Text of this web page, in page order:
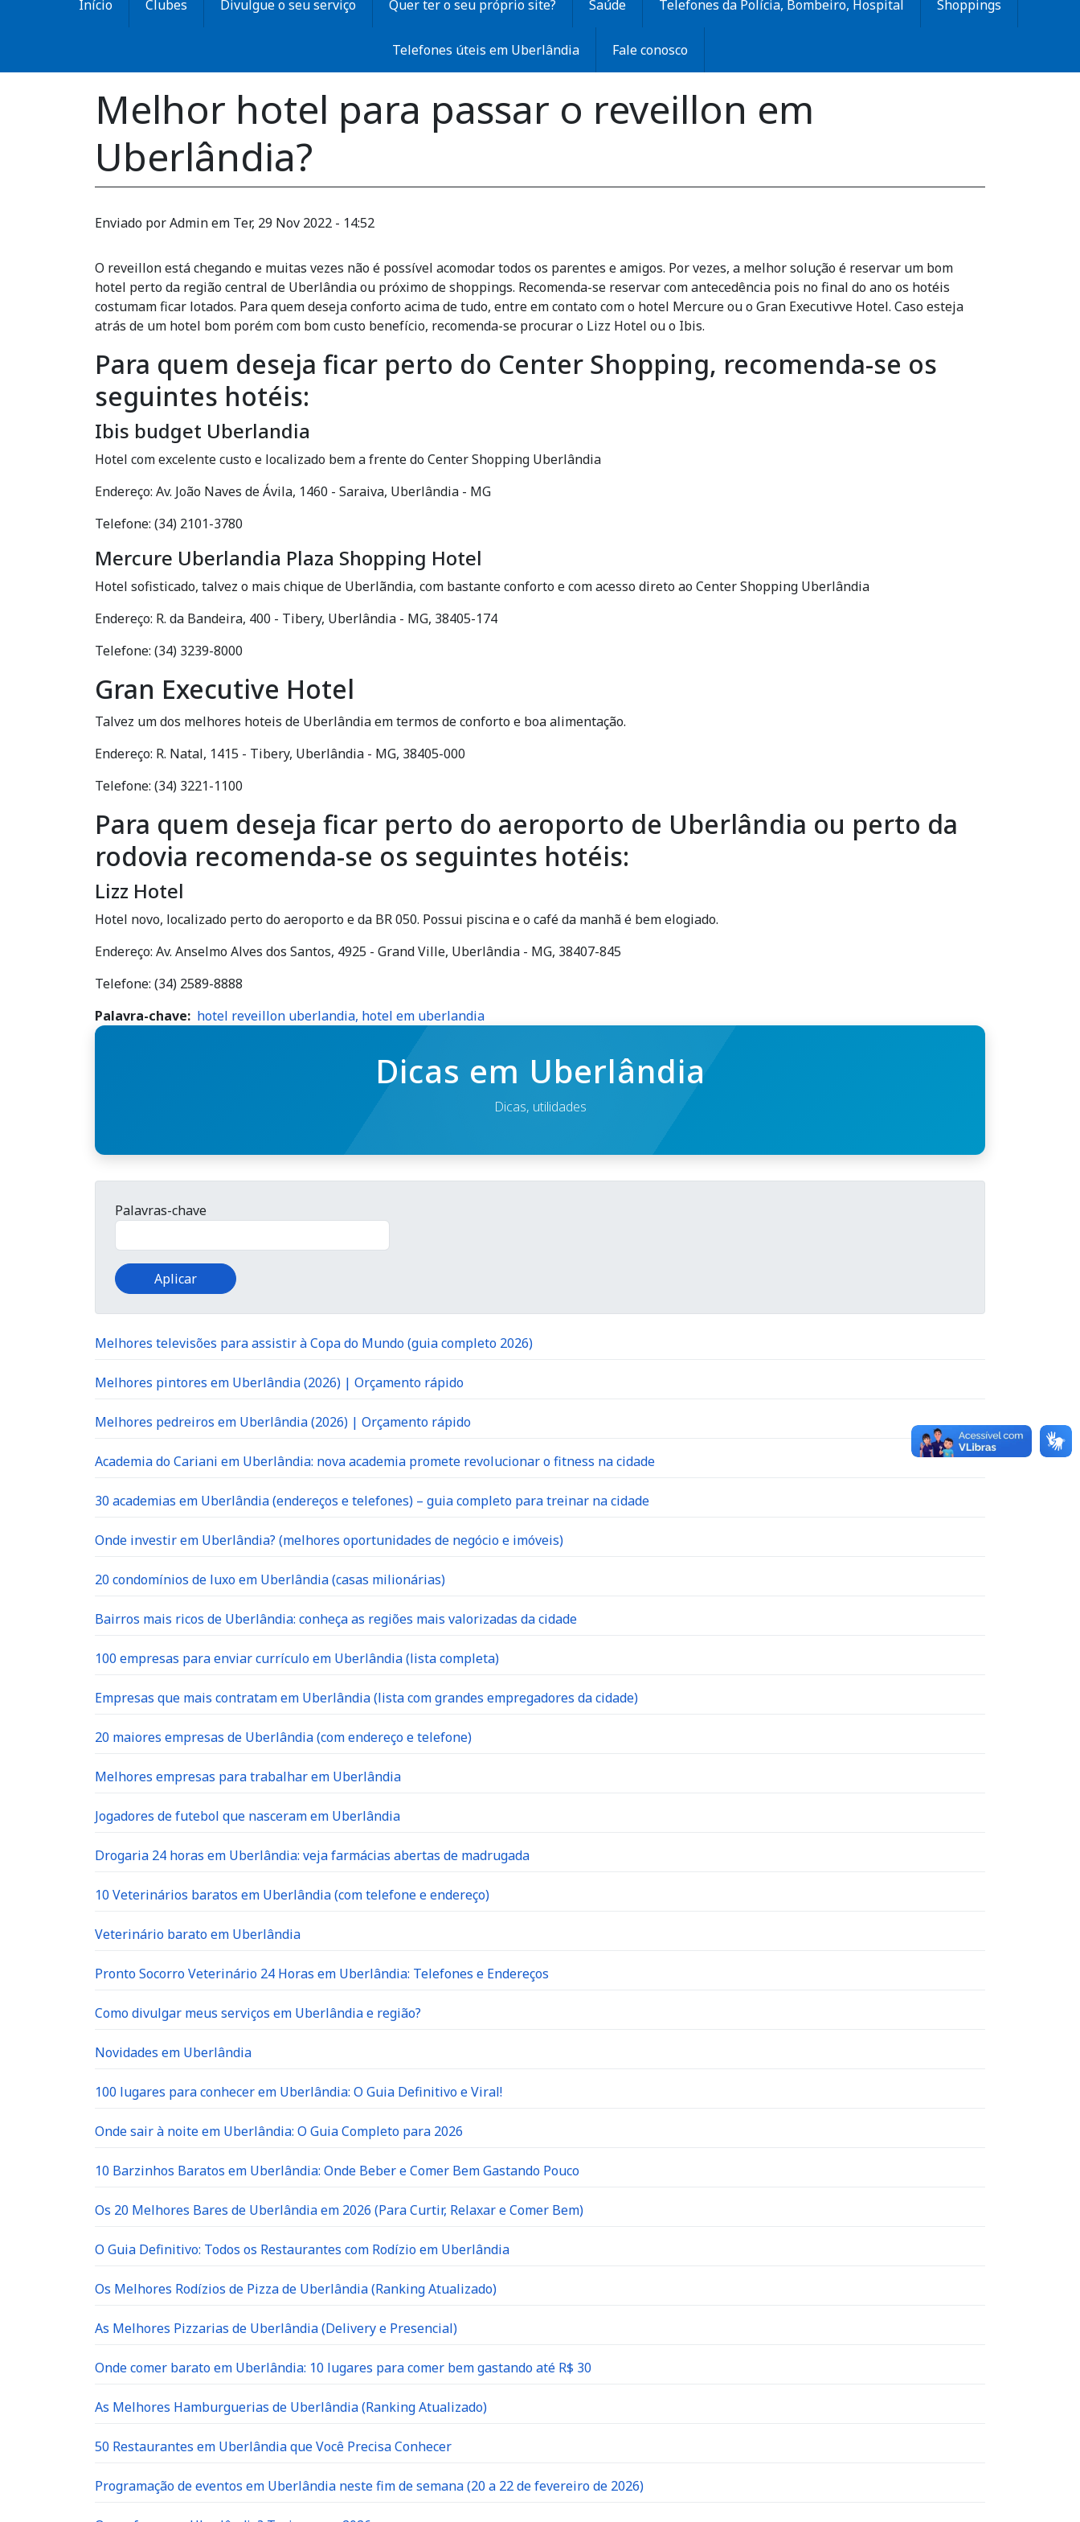
Início Clubes Divulgue o seu serviço Quer ter o seu próprio site? Saúde Telefones da Polícia, Bombeiro, Hospital Shoppings
Telefones úteis em Uberlândia Fale conosco
Melhor hotel para passar o reveillon em
Uberlândia?
Enviado porAdminem Ter, 29 Nov 2022 - 14:52
O reveillon está chegando e muitas vezes não é possível acomodar todos os parentes e amigos. Por vezes, a melhor solução é reservar um bom
hotel perto da região central de Uberlândia ou próximo de shoppings. Recomenda-se reservar com antecedência pois no final do ano os hotéis
costumam ficar lotados. Para quem deseja conforto acima de tudo, entre em contato com o hotel Mercure ou o Gran Executivve Hotel. Caso esteja
atrás de um hotel bom porém com bom custo benefício, recomenda-se procurar o Lizz Hotel ou o Ibis.
Para quem deseja ficar perto do Center Shopping, recomenda-se os
seguintes hotéis:
Ibis budget Uberlandia
Hotel com excelente custo e localizado bem a frente do Center Shopping Uberlândia
Endereço: Av. João Naves de Ávila, 1460 - Saraiva, Uberlândia - MG
Telefone: (34) 2101-3780
Mercure Uberlandia Plaza Shopping Hotel
Hotel sofisticado, talvez o mais chique de Uberlãndia, com bastante conforto e com acesso direto ao Center Shopping Uberlândia
Endereço: R. da Bandeira, 400 - Tibery, Uberlândia - MG, 38405-174
Telefone: (34) 3239-8000
Gran Executive Hotel
Talvez um dos melhores hoteis de Uberlândia em termos de conforto e boa alimentação.
Endereço: R. Natal, 1415 - Tibery, Uberlândia - MG, 38405-000
Telefone: (34) 3221-1100
Para quem deseja ficar perto do aeroporto de Uberlândia ou perto da
rodovia recomenda-se os seguintes hotéis:
Lizz Hotel
Hotel novo, localizado perto do aeroporto e da BR 050. Possui piscina e o café da manhã é bem elogiado.
Endereço: Av. Anselmo Alves dos Santos, 4925 - Grand Ville, Uberlândia - MG, 38407-845
Telefone: (34) 2589-8888
Palavra-chave
hotel reveillon uberlandia, hotel em uberlandia
Dicas em Uberlândia
Dicas, utilidades
Palavras-chave
Melhores televisões para assistir à Copa do Mundo (guia completo 2026)
Melhores pintores em Uberlândia (2026) | Orçamento rápido
Melhores pedreiros em Uberlândia (2026) | Orçamento rápido
Academia do Cariani em Uberlândia: nova academia promete revolucionar o fitness na cidade
30 academias em Uberlândia (endereços e telefones) – guia completo para treinar na cidade
Onde investir em Uberlândia? (melhores oportunidades de negócio e imóveis)
20 condomínios de luxo em Uberlândia (casas milionárias)
Bairros mais ricos de Uberlândia: conheça as regiões mais valorizadas da cidade
100 empresas para enviar currículo em Uberlândia (lista completa)
Empresas que mais contratam em Uberlândia (lista com grandes empregadores da cidade)
20 maiores empresas de Uberlândia (com endereço e telefone)
Melhores empresas para trabalhar em Uberlândia
Jogadores de futebol que nasceram em Uberlândia
Drogaria 24 horas em Uberlândia: veja farmácias abertas de madrugada
10 Veterinários baratos em Uberlândia (com telefone e endereço)
Veterinário barato em Uberlândia
Pronto Socorro Veterinário 24 Horas em Uberlândia: Telefones e Endereços
Como divulgar meus serviços em Uberlândia e região?
Novidades em Uberlândia
100 lugares para conhecer em Uberlândia: O Guia Definitivo e Viral!
Onde sair à noite em Uberlândia: O Guia Completo para 2026
10 Barzinhos Baratos em Uberlândia: Onde Beber e Comer Bem Gastando Pouco
Os 20 Melhores Bares de Uberlândia em 2026 (Para Curtir, Relaxar e Comer Bem)
O Guia Definitivo: Todos os Restaurantes com Rodízio em Uberlândia
Os Melhores Rodízios de Pizza de Uberlândia (Ranking Atualizado)
As Melhores Pizzarias de Uberlândia (Delivery e Presencial)
Onde comer barato em Uberlândia: 10 lugares para comer bem gastando até R$ 30
As Melhores Hamburguerias de Uberlândia (Ranking Atualizado)
50 Restaurantes em Uberlândia que Você Precisa Conhecer
Programação de eventos em Uberlândia neste fim de semana (20 a 22 de fevereiro de 2026)